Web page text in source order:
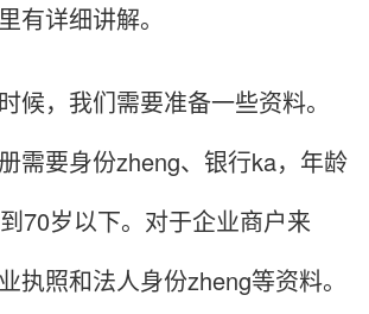
有详细讲解。
，我们需要准备一些资料。
需要身份zheng、银行ka，年龄
70岁以下。对于企业商户来
执照和法人身份zheng等资料。